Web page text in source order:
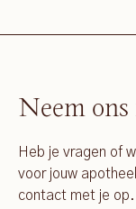
Neem
Heb je vragen of
voor jouw
contact met je op.